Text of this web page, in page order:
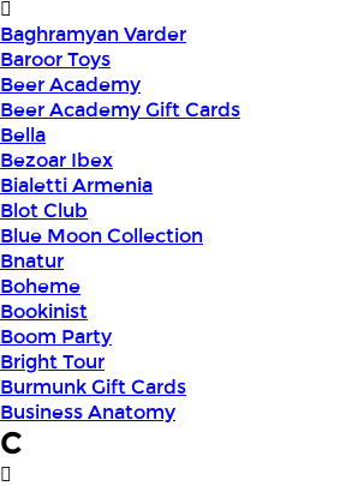
Baghramyan Varder
Baroor Toys
Beer Academy
Beer Academy Gift Cards
Bella
Bezoar Ibex
Bialetti Armenia
Blot Club
Blue Moon Collection
Bnatur
Boheme
Bookinist
Boom Party
Bright Tour
Burmunk Gift Cards
Business Anatomy
C